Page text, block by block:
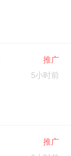
推广
5小时前
推广